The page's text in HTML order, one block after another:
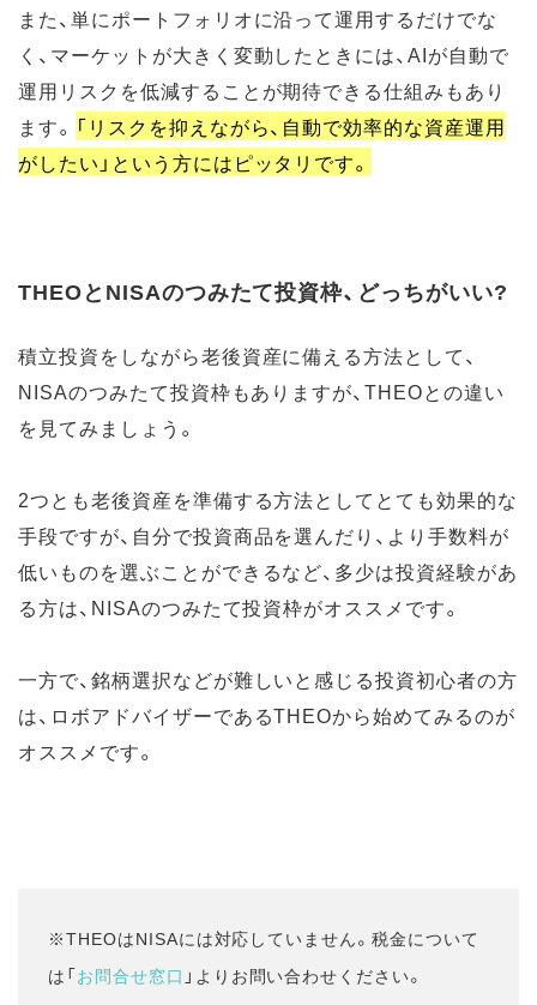
また、単にポートフォリオに沿って運用するだけでな
く、マーケットが大きく変動したときには、AIが自動で
運用リスクを低減することが期待できる仕組みもあり
ます。 「リスクを抑えながら、自動で効率的な資産運用
がしたい」という方にはピッタリです。
THEOとNISAのつみたて投資枠、どっちがいい?
積立投資をしながら老後資産に備える方法として、
NISAのつみたて投資枠もありますが、THEOとの違い
を見てみましょう。
2つとも老後資産を準備する方法としてとても効果的な
手段ですが、自分で投資商品を選んだり、より手数料が
低いものを選ぶことができるなど、多少は投資経験があ
る方は、NISAのつみたて投資枠がオススメです。
一方で、銘柄選択などが難しいと感じる投資初心者の方
は、ロボアドバイザーであるTHEOから始めてみるのが
オススメです。
※THEOはNISAには対応していません。税金について
は「お問合せ窓口 」よりお問い合わせください。